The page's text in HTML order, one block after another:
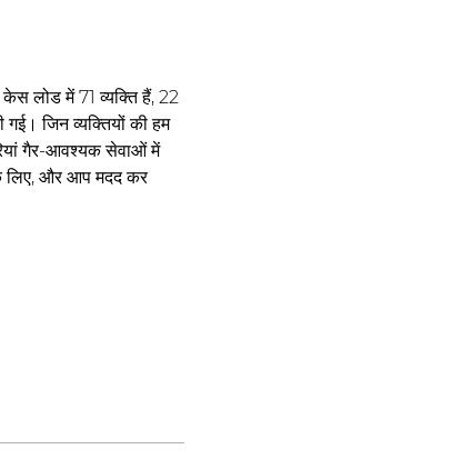
केस लोड में 71 व्यक्ति हैं, 22
जिन व्यक्तियों की हम
गैर-आवश्यक सेवाओं में
लिए, और आप मदद कर